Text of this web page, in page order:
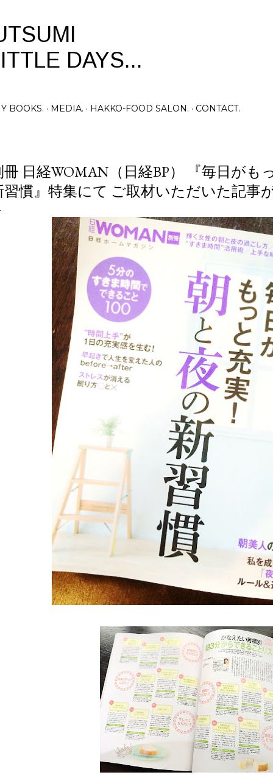
DAYS...
BOOKS. MEDIA. HAKKO-FOOD SALON. CONTACT.
冊 日経WOMAN（日経BP） 『毎日がも
習慣』特集にて ご取材いただいた記事